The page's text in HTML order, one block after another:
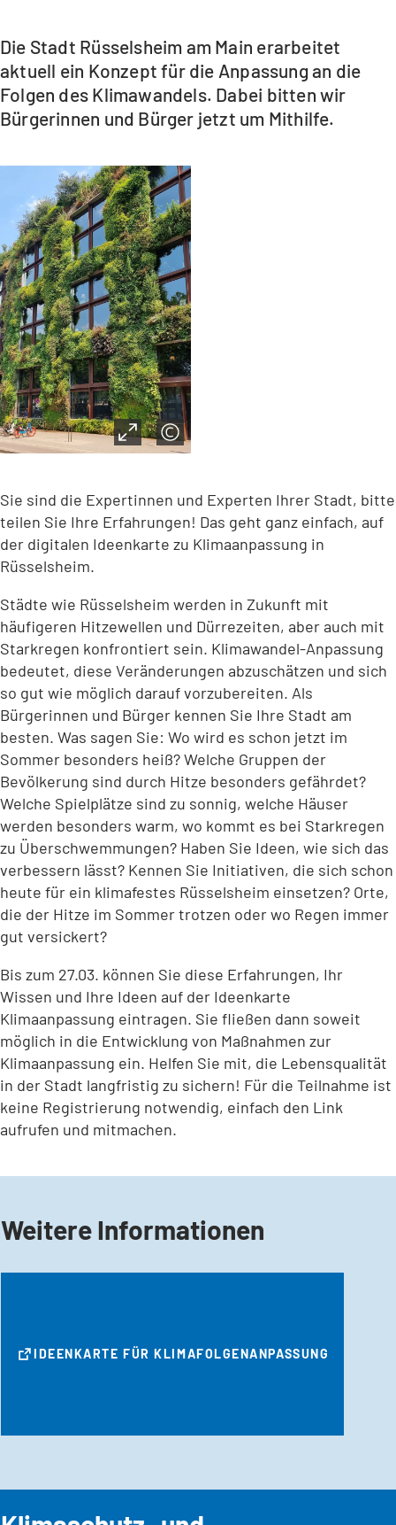
Die Stadt Rüsselsheim am Main erarbeitet
aktuell ein Konzept für die Anpassung an die
Folgen des Klimawandels. Dabei bitten wir
Bürgerinnen und Bürger jetzt um Mithilfe.
Sie sind die Expertinnen und Experten Ihrer Stadt, bitte
teilen Sie Ihre Erfahrungen! Das geht ganz einfach, auf
der digitalen Ideenkarte zu Klimaanpassung in
Rüsselsheim.
Städte wie Rüsselsheim werden in Zukunft mit
häufigeren Hitzewellen und Dürrezeiten, aber auch mit
Starkregen konfrontiert sein. Klimawandel-Anpassung
bedeutet, diese Veränderungen abzuschätzen und sich
so gut wie möglich darauf vorzubereiten. Als
Bürgerinnen und Bürger kennen Sie Ihre Stadt am
besten. Was sagen Sie: Wo wird es schon jetzt im
Sommer besonders heiß? Welche Gruppen der
Bevölkerung sind durch Hitze besonders gefährdet?
Welche Spielplätze sind zu sonnig, welche Häuser
werden besonders warm, wo kommt es bei Starkregen
zu Überschwemmungen? Haben Sie Ideen, wie sich das
verbessern lässt? Kennen Sie Initiativen, die sich schon
heute für ein klimafestes Rüsselsheim einsetzen? Orte,
die der Hitze im Sommer trotzen oder wo Regen immer
gut versickert?
Bis zum 27.03. können Sie diese Erfahrungen, Ihr
Wissen und Ihre Ideen auf der Ideenkarte
Klimaanpassung eintragen. Sie fließen dann soweit
möglich in die Entwicklung von Maßnahmen zur
Klimaanpassung ein. Helfen Sie mit, die Lebensqualität
in der Stadt langfristig zu sichern! Für die Teilnahme ist
keine Registrierung notwendig, einfach den Link
aufrufen und mitmachen.
Weitere Informationen
IDEENKARTE FÜR KLIMAFOLGENANPASSUNG
(ÖFFNET